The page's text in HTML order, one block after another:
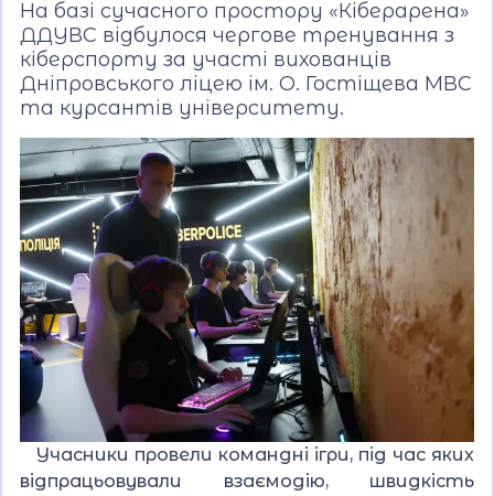
На базі сучасного простору «Кіберарена»
ДДУВС відбулося чергове тренування з
кіберспорту за участі вихованців
Дніпровського ліцею ім. О. Гостіщева МВС
та курсантів університету.
Учасники провели командні ігри, під час яких
відпрацьовували взаємодію, швидкість